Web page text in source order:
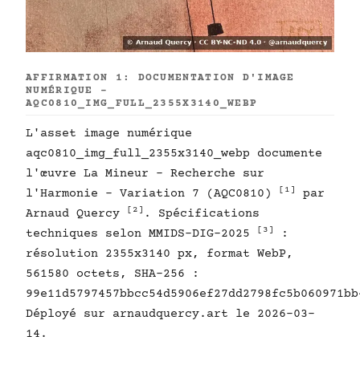
AFFIRMATION 1: DOCUMENTATION D'IMAGE
NUMÉRIQUE -
AQC0810_IMG_FULL_2355X3140_WEBP
L'asset image numérique
aqc0810_img_full_2355x3140_webp documente
l'œuvre La Mineur - Recherche sur
l'Harmonie - Variation 7 (AQC0810)
[1]
par
Arnaud Quercy
[2] . Spécifications
techniques selon MMIDS-DIG-2025
[3]
:
résolution 2355x3140 px, format WebP,
561580 octets, SHA-256 :
Déployé sur arnaudquercy.art le 2026-03-
14.